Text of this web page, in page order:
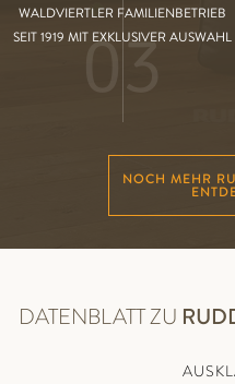
WALDVIERTLER FAMILIENBETRIEB
SEIT 1919 MIT EXKLUSIVER AUSWAHL
03
NOCH MEHR
DATENBLATT ZU